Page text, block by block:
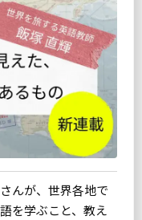
んが、世界各地で
を学ぶこと、教え